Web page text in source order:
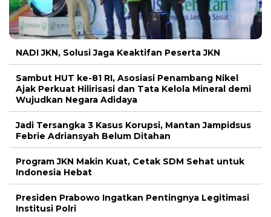
NADI JKN, Solusi Jaga Keaktifan Peserta JKN
Sambut HUT ke-81 RI, Asosiasi Penambang Nikel
Ajak Perkuat Hilirisasi dan Tata Kelola Mineral demi
Wujudkan Negara Adidaya
Jadi Tersangka 3 Kasus Korupsi, Mantan Jampidsus
Febrie Adriansyah Belum Ditahan
Program JKN Makin Kuat, Cetak SDM Sehat untuk
Indonesia Hebat
Presiden Prabowo Ingatkan Pentingnya Legitimasi
Institusi Polri